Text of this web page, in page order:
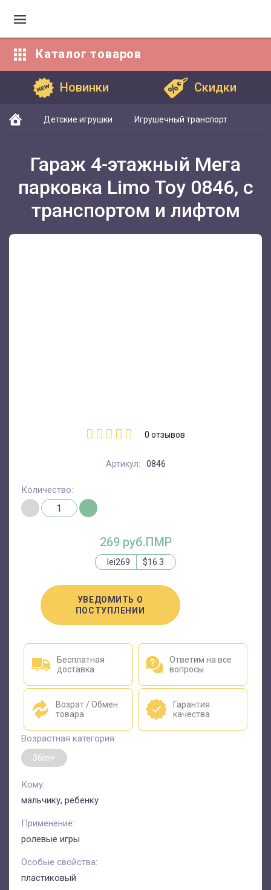
Каталог товаров
Новинки Скидки
Детские игрушки Игрушечный транспорт
Гараж 4-этажный Мега
парковка Limo Toy 0846, с
транспортом и лифтом
0 отзывов
Артикул: 0846
269 руб.ПМР
lei269 $16.3
УВЕДОМИТЬ О
ПОСТУПЛЕНИИ
Количество:
Бесплатная
доставка
Ответим на все
вопросы
Возрат / Обмен
товара
Гарантия
качества
Возрастная категория:
36m+
Кому:
мальчику, ребенку
Применение:
ролевые игры
Особые свойства:
пластиковый